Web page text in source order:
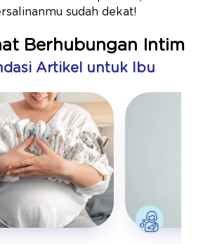
sudah dekat!
Berhubungan Intim
Artikel untuk Ibu